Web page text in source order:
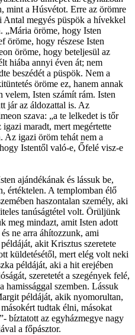
mint a Húsvétot. Erre az örömre
Antal megyés püspök a hívekkel
„Mária öröme, hogy Isten
öröme, hogy részese Isten
öröme, hogy beteljesül az
hiába annyi éven át; nem
beszédét a püspök. Nem a
öröme ez, hanem annak
velem, Isten számít rám. Isten
jár az áldozattal is. Az
szava: „a te lelkedet is tőr
maradt, mert megértette
Az igazi öröm tehát nem a
Istentől való-e, Őfelé visz-e
ajándékának és lássuk be,
értéktelen. A templomban élő
haszontalan személy, aki
tanúságtétel volt. Örüljünk
meg mindazt, amit Isten adott
ne arra áhítozzunk, ami
akit Krisztus szeretete
küldetésétől, mert elég volt neki
példáját, aki a hit erejében
szeretetét a szegények felé,
hamissággal szemben. Lássuk
példáját, akik nyomorultan,
tudtak élni, másokat
bíztatott az egyházmegye nagy
a főpásztor.